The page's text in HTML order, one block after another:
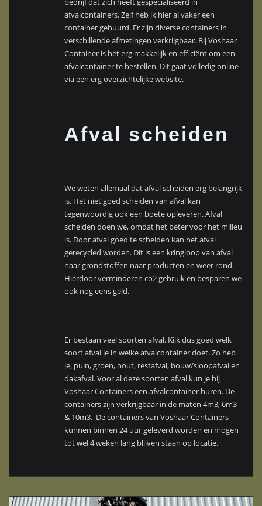
afvalcontainers. Zelf heb ik hier al vaker een
container gehuurd. Er zijn diverse containers in
verschillende afmetingen verkrijgbaar. Bij Voshaar
Container is het erg makkelijk en efficiënt om een
afvalcontainer te bestellen. Dit gaat volledig online
via een erg overzichtelijke website.
Afval scheiden
We weten allemaal dat afval scheiden erg belangrijk
is. Het niet goed scheiden van afval kan
tegenwoordig ook een boete opleveren. Afval
scheiden doen we, omdat het beter voor het milieu
is. Door afval goed te scheiden kan het afval
gerecycled worden. Dit is een kringloop van afval
naar grondstoffen naar producten en weer rond.
Hierdoor verminderen co2 gebruik en besparen we
ook nog eens geld.
Er bestaan veel soorten afval. Kijk dus goed welk
soort afval je in welke afvalcontainer doet. Zo heb
je, puin, groen, hout, restafval, bouw/sloopafval en
dakafval. Voor al deze soorten afval kun je bij
Voshaar Containers een afvalcontainer huren. De
containers zijn verkrijgbaar in de maten 4m3, 6m3
& 10m3. De containers van Voshaar Containers
kunnen binnen 24 uur geleverd worden en mogen
tot wel 4 weken lang blijven staan op locatie.